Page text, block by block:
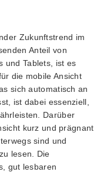
Zukunftstrend im
Anteil von
und Tablets, ist es
die mobile Ansicht
sich automatisch an
ist dabei essenziell,
Darüber
kurz und prägnant
sind und
lesen. Die
gut lesbaren